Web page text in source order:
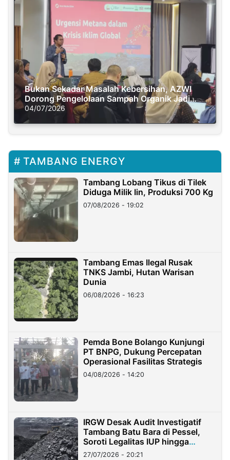
Bukan Sekadar Masalah Kebersihan, AZWI
Dorong Pengelolaan Sampah Organik Jadi
Solusi Krisis Iklim
04/07/2026
TAMBANG ENERGY
Tambang Lobang Tikus di Tilek
Diduga Milik Iin, Produksi 700 Kg
07/08/2026 - 19:02
Tambang Emas Ilegal Rusak
TNKS Jambi, Hutan Warisan
Dunia
06/08/2026 - 16:23
Pemda Bone Bolango Kunjungi
PT BNPG, Dukung Percepatan
Operasional Fasilitas Strategis
04/08/2026 - 14:20
IRGW Desak Audit Investigatif
Tambang Batu Bara di Pessel,
Soroti Legalitas IUP hingga
Stockpile
27/07/2026 - 20:21